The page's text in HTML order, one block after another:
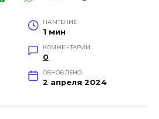
НА ЧТЕНИЕ
1 мин
КОММЕНТАРИИ
0
ОБНОВЛЕНО
2 апреля 2024